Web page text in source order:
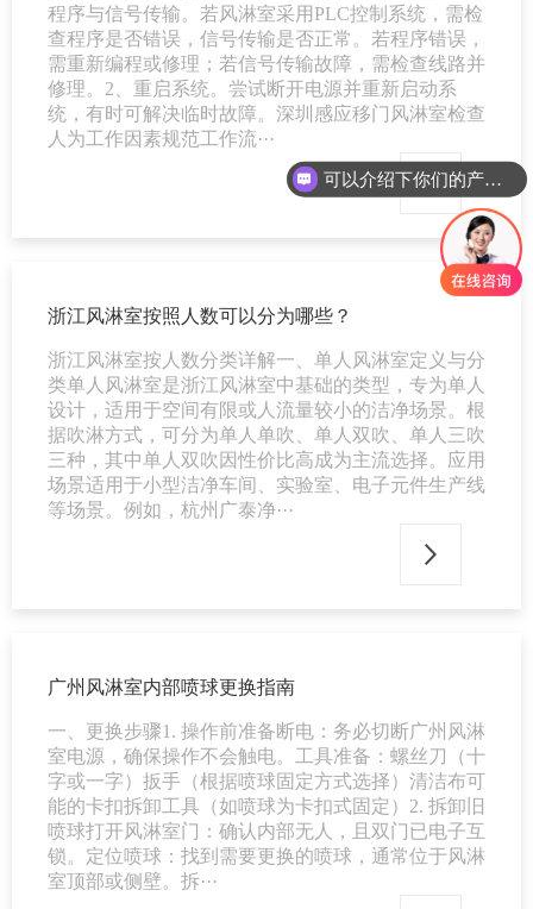
程序与信号传输。若风淋室采用PLC控制系统，需检
查程序是否错误，信号传输是否正常。若程序错误，
需重新编程或修理；若信号传输故障，需检查线路并
修理。2、重启系统。尝试断开电源并重新启动系
统，有时可解决临时故障。深圳感应移门风淋室检查
人为工作因素规范工作流···
浙江风淋室按照人数可以分为哪些？
浙江风淋室按人数分类详解一、单人风淋室定义与分
类单人风淋室是浙江风淋室中基础的类型，专为单人
设计，适用于空间有限或人流量较小的洁净场景。根
据吹淋方式，可分为单人单吹、单人双吹、单人三吹
三种，其中单人双吹因性价比高成为主流选择。应用
场景适用于小型洁净车间、实验室、电子元件生产线
等场景。例如，杭州广泰净···
广州风淋室内部喷球更换指南
一、更换步骤1. 操作前准备断电：务必切断广州风淋
室电源，确保操作不会触电。工具准备：螺丝刀（十
字或一字）扳手（根据喷球固定方式选择）清洁布可
能的卡扣拆卸工具（如喷球为卡扣式固定）2. 拆卸旧
喷球打开风淋室门：确认内部无人，且双门已电子互
锁。定位喷球：找到需要更换的喷球，通常位于风淋
室顶部或侧壁。拆···
可以介绍下你们的产品么